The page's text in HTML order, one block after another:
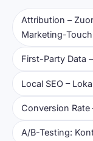
Attribution –
Marketing-
First-Party Data
Local SEO –
Conversion
A/B-Testing: